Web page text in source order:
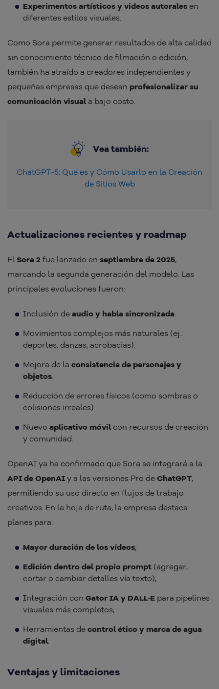
Experimentos artísticos y videos autorales en
diferentes estilos visuales.
Como Sora permite generar resultados de alta calidad
sin conocimiento técnico de filmación o edición,
también ha atraído a creadores independientes y
pequeñas empresas que desean profesionalizar su
comunicación visuala bajo costo.
Vea también:
ChatGPT-5: Qué es y Cómo Usarlo en la Creación
de Sitios Web
Actualizaciones recientes y roadmap
El Sora 2 fue lanzado en septiembre de 2025,
marcando la segunda generación del modelo. Las
principales evoluciones fueron:
Inclusión de audio y habla sincronizada
Movimientos complejos más naturales (ej.:
deportes, danzas, acrobacias).
Mejora de la consistencia de personajes y
objetos
Reducción de errores físicos (como sombras o
colisiones irreales).
Nuevo aplicativo móvilcon recursos de creación
y comunidad.
OpenAI ya ha confirmado que Sora se integrará a la
API de OpenAI y a las versiones Pro de ChatGPT,
permitiendo su uso directo en flujos de trabajo
creativos. En la hoja de ruta, la empresa destaca
planes para:
Mayor duración de los vídeos;
Edición dentro del propio prompt (agregar,
cortar o cambiar detalles vía texto);
Integración con Gator IA y DALL·E para pipelines
visuales más completos;
Herramientas de control ético y marca de agua
digital.
Ventajas y limitaciones